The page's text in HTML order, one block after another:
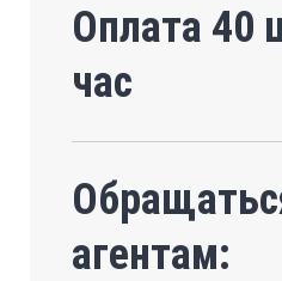
Оплата 40
час
агентам: